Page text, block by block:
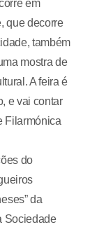
em
que decorre
também
mostra de
A feira é
e vai contar
Filarmónica
do
da
Sociedade